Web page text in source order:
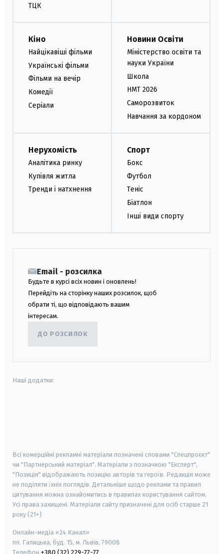
ТЦК
Кіно
Найцікавіші фільми
Українські фільми
Фільми на вечір
Комедії
Серіали
Новини Освіти
Міністерство освіти та
науки України
Школа
НМТ 2026
Саморозвиток
Навчання за кордоном
Нерухомість
Аналітика ринку
Купівля житла
Тренди і натхнення
Спорт
Бокс
Футбол
Теніс
Біатлон
Інші види спорту
Email - розсилка
Будьте в курсі всіх новин і оновлень!
Перейдіть на сторінку наших розсилок, щоб
обрати ті, що відповідають вашим
інтересам.
ДО РОЗСИЛОК
Наші додатки:
Всі комерційні рекламні матеріали позначені словами "Спецпроєкт"
чи "Партнерський матеріал". Матеріали з позначкою "Експерт",
"Позиція" відображають позицію авторів та героїв. Редакція може
не поділяти їхніх поглядів. Детальніше щодо реклами та правил
цитування можна ознайомитись в правилах користування сайтом.
Усі права захищені. Матеріали сайту призначені для осіб старше 21
року (21+)
Онлайн-медіа «24 Канал»
пл. Галицька, буд. 15, м. Львів, 79008
Телефон +380 (32) 229-77-77